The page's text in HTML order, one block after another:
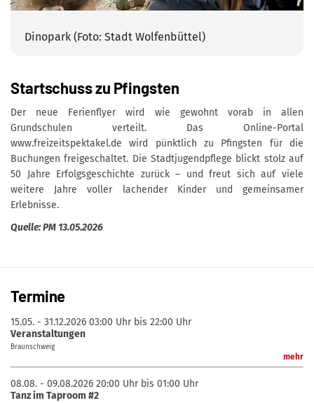
Dinopark (Foto: Stadt Wolfenbüttel)
Startschuss zu Pfingsten
Der neue Ferienflyer wird wie gewohnt vorab in allen
Grundschulen verteilt. Das Online-Portal
www.freizeitspektakel.de wird pünktlich zu Pfingsten für die
Buchungen freigeschaltet. Die Stadtjugendpflege blickt stolz auf
50 Jahre Erfolgsgeschichte zurück – und freut sich auf viele
weitere Jahre voller lachender Kinder und gemeinsamer
Erlebnisse.
Quelle: PM 13.05.2026
Termine
15.05. - 31.12.2026 03:00 Uhr bis 22:00 Uhr
Veranstaltungen
Braunschweig
mehr
08.08. - 09.08.2026 20:00 Uhr bis 01:00 Uhr
Tanz im Taproom #2